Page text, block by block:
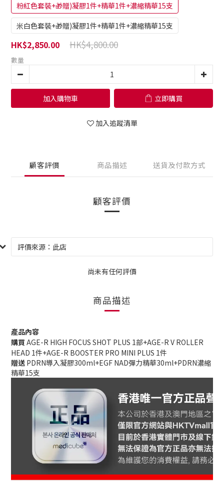
粉紅色套裝+🎁贈)凝膠1件+精華1件+濃縮精華15支
米白色套裝+🎁贈)凝膠1件+精華1件+濃縮精華15支
HK$2,850.00 HK$4,800.00
數量
加入購物車 立即購買
加入追蹤清單
顧客評價 商品描述 送貨及付款方式
顧客評價
尚未有任何評價
商品描述
產品內容
購買 AGE-R HIGH FOCUS SHOT PLUS 1部+AGE-R V ROLLER
HEAD 1件+AGE-R BOOSTER PRO MINI PLUS 1件
贈送 PDRN導入凝膠300ml+EGF NAD彈力精華30ml+PDRN濃縮
精華15支